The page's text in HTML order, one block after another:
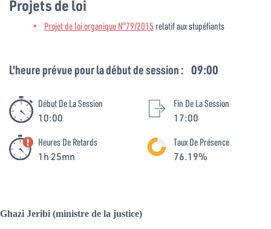
Projets de loi
Projet de loi organique N°79/2015relatif aux stupéfiants
L'heure prévue pour la début de session : 09:00
Début De La Session
10:00
Fin De La Session
17:00
Heures De Retards
1h 25mn
Taux De Présence
76.19%
Ghazi Jeribi (ministre de la justice)